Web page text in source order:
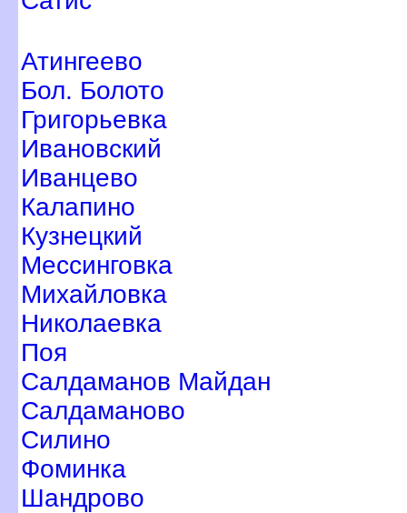
Атингеево
Бол. Болото
Григорьевка
Ивановский
Иванцево
Калапино
Кузнецкий
Мессинговка
Михайловка
Николаевка
Поя
Салдаманов Майдан
Салдаманово
Силино
Фоминка
Шандрово